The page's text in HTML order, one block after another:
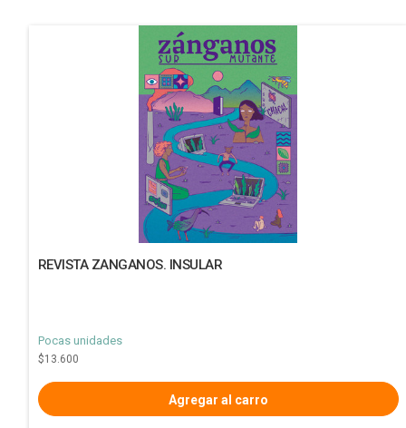
REVISTA ZANGANOS. INSULAR
Pocas unidades
$13.600